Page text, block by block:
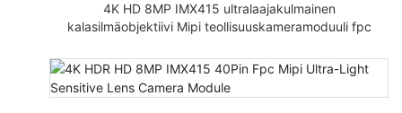
4K HD 8MP IMX415 ultralaajakulmainen
kalasilmäobjektiivi Mipi teollisuuskameramoduuli fpc